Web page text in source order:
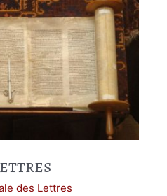
des Lettres